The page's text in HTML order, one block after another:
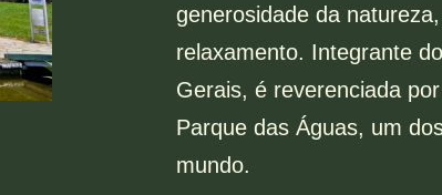
generosidade da
relaxamento. Integrante
Gerais, é reverenciada
Parque das Águas, um
mundo.